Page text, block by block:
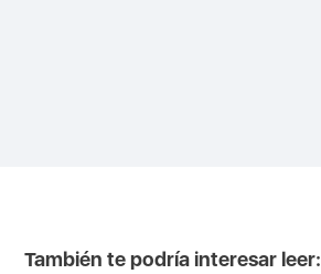
También te podría interesar leer: